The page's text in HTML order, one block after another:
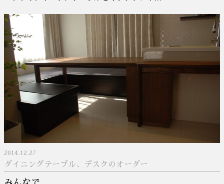
2014.12.27
ダイニングテーブル、デスクのオーダー